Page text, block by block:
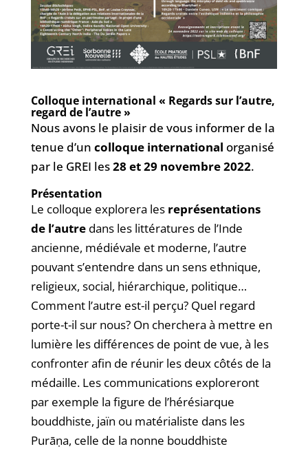
Colloque international « Regards sur l’autre,
regard de l’autre »
Nous avons le plaisir de vous informer de la
tenue d’un colloque international organisé
par le GREI les28 et 29 novembre 2022.
Présentation
Le colloque explorera les représentations
de l’autredans les littératures de l’Inde
ancienne, médiévale et moderne, l’autre
pouvant s’entendre dans un sens ethnique,
religieux, social, hiérarchique, politique…
Comment l’autre est-il perçu? Quel regard
porte-t-il sur nous? On cherchera à mettre en
lumière les différences de point de vue, à les
confronter afin de réunir les deux côtés de la
médaille. Les communications exploreront
par exemple la figure de l’hérésiarque
bouddhiste, jaïn ou matérialiste dans les
Purāṇa, celle de la nonne bouddhiste